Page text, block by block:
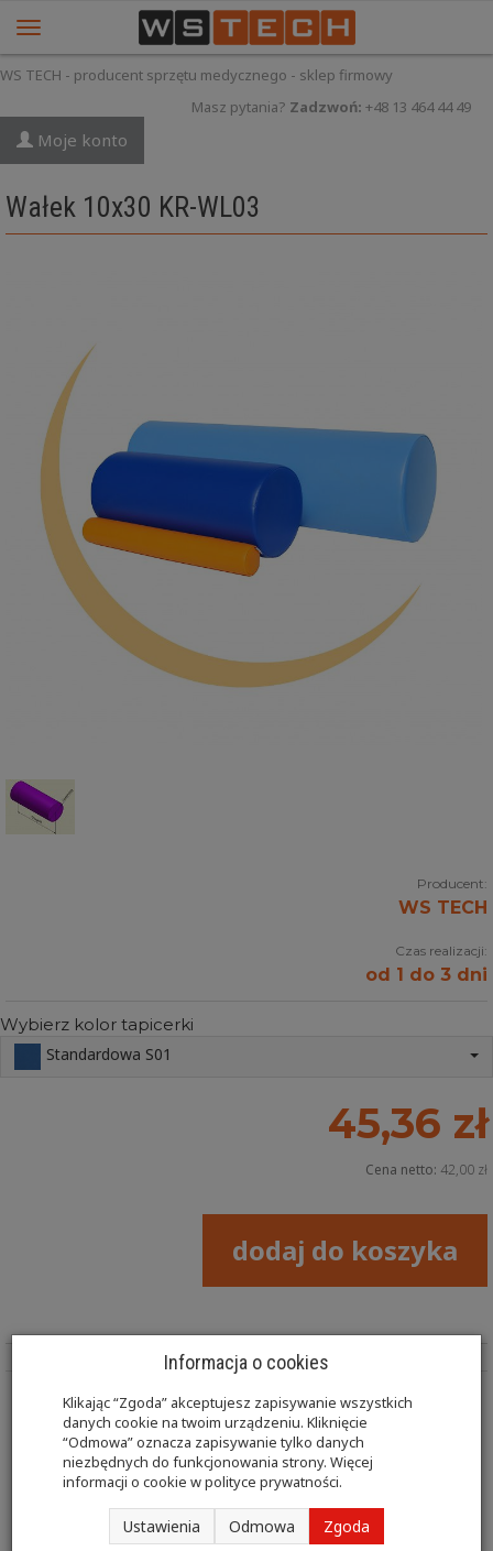
WS TECH - producent sprzętu medycznego - sklep firmowy
Masz pytania? Zadzwoń: +48 13 464 44 49
Moje konto
Wałek 10x30 KR-WL03
Producent:
WS TECH
Czas realizacji:
od 1 do 3 dni
Wybierz kolor tapicerki
Standardowa S01
45,36 zł
Cena netto: 42,00 zł
dodaj do koszyka
Wałek KR-WL03 10x30 średnica x długość w cm.
Kształtki rehabilitacyjne w tym wałki przeznaczone są
do wykonywania ćwiczeń oraz zabiegów
rehabilitacyjnych mających na celu leczenie lub
Informacja o cookies
Klikając “Zgoda” akceptujesz zapisywanie wszystkich
danych cookie na twoim urządzeniu. Kliknięcie
“Odmowa” oznacza zapisywanie tylko danych
niezbędnych do funkcjonowania strony. Więcej
informacji o cookie wpolityce prywatności.
Ustawienia Odmowa Zgoda